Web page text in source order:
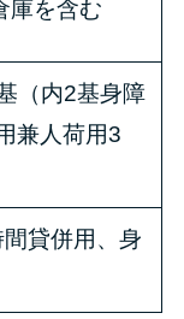
庫を含む
（内2基身障
兼人荷用3
貸併用、身